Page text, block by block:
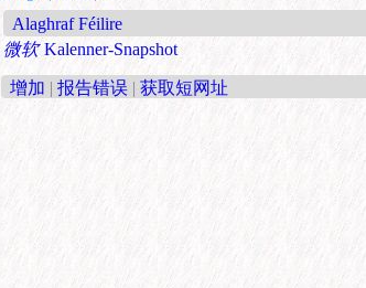
Alaghraf Féilire
微软 Kalenner-Snapshot
增加 | 报告错误 | 获取短网址